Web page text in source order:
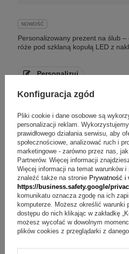
NOWOŚĆ
Personalizowany prezent na ślub –
róże pod szklaną kopułą LED z
Personalizuj
Konfiguracja zgód
Pliki cookie i dane osobowe są
personalizacji reklam.
prawidłowego działania serwisu, aby
społecznościowe, analizować ruch i
marketingowe - zarówno przez nas,
Partnerów. Więcej informacji
Więcej informacji na temat warunków
znaleźć także na stronie Prywatność i
https://business.safety.google/
komunikatu oznacza zgodę na ich
komputerze. Możesz określić warunki
dostępu do nich klikając w zakładkę
możesz wycofać w dowolnym
plików cookies z przeglądarki z